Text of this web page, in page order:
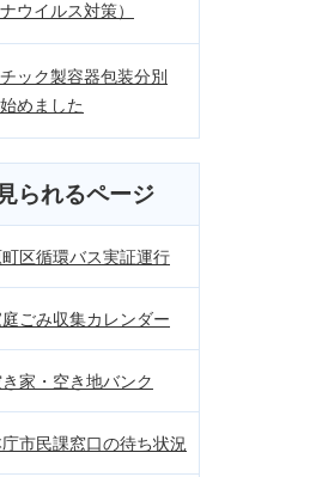
ウイルス対策）
ック製容器包装分別
めました
られるページ
町区循環バス実証運行
ごみ収集カレンダー
家・空き地バンク
市民課窓口の待ち状況